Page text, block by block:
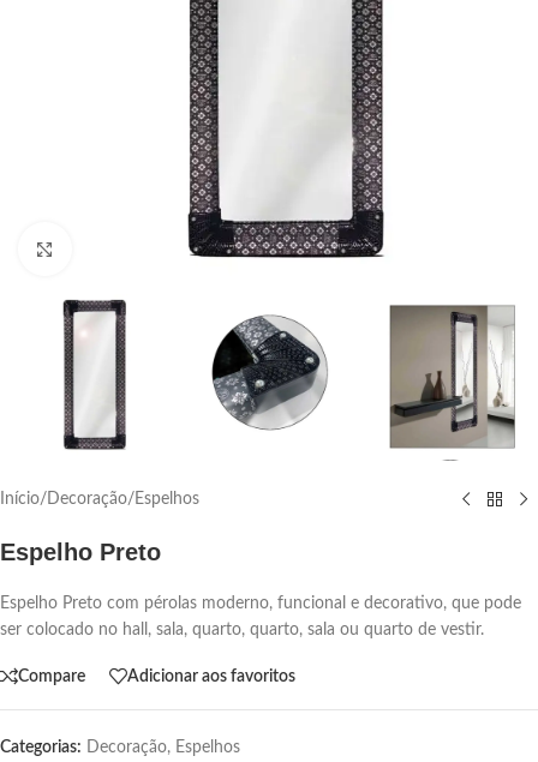
Click para aumentar
Início/ Decoração/ Espelhos
Espelho Preto
Espelho Preto com pérolas moderno, funcional e decorativo, que pode
ser colocado no hall, sala, quarto, quarto, sala ou quarto de vestir.
Compare Adicionar aos favoritos
Categorias: Decoração, Espelhos